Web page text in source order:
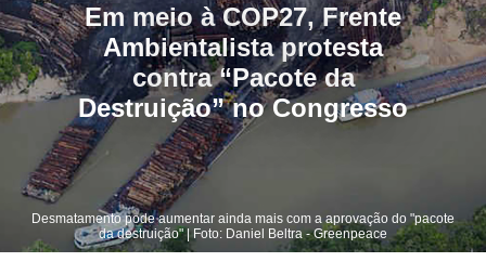
Em meio à COP27, Frente
Ambientalista protesta
contra “Pacote da
Destruição” no Congresso
Desmatamento pode aumentar ainda mais com a aprovação do "pacote
da destruição" | Foto: Daniel Beltra - Greenpeace